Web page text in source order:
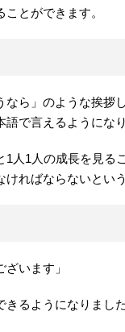
とができます。
ら」のような挨拶
で言えるようになり
1人1人の成長を見る
ればならないとい
います」
るようになりました